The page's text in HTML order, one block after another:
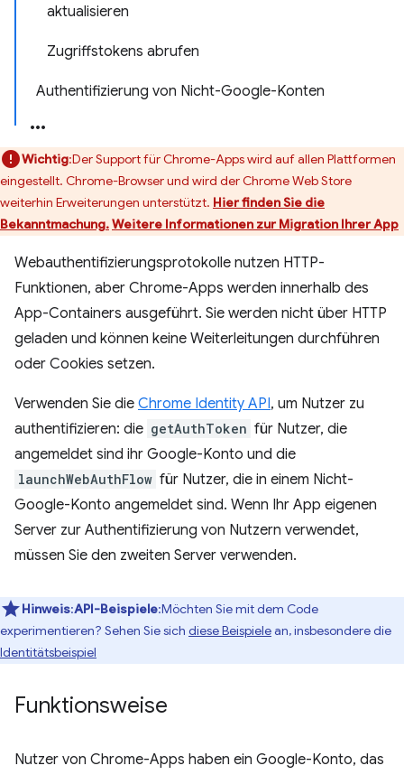
aktualisieren
Zugriffstokens abrufen
Authentifizierung von Nicht-Google-Konten
Wichtig:Der Support für Chrome-Apps wird auf allen Plattformen
eingestellt. Chrome-Browser und wird der Chrome Web Store
weiterhin Erweiterungen unterstützt. Hier finden Sie die
Bekanntmachung.Weitere Informationen zur Migration Ihrer App
Webauthentifizierungsprotokolle nutzen HTTP-
Funktionen, aber Chrome-Apps werden innerhalb des
App-Containers ausgeführt. Sie werden nicht über HTTP
geladen und können keine Weiterleitungen durchführen
oder Cookies setzen.
Verwenden Sie die Chrome Identity API, um Nutzer zu
authentifizieren: die getAuthToken für Nutzer, die
angemeldet sind ihr Google-Konto und die
launchWebAuthFlow für Nutzer, die in einem Nicht-
Google-Konto angemeldet sind. Wenn Ihr App eigenen
Server zur Authentifizierung von Nutzern verwendet,
müssen Sie den zweiten Server verwenden.
Hinweis:API-Beispiele:Möchten Sie mit dem Code
experimentieren? Sehen Sie sich diese Beispielean, insbesondere die
Identitätsbeispiel
Funktionsweise
Nutzer von Chrome-Apps haben ein Google-Konto, das